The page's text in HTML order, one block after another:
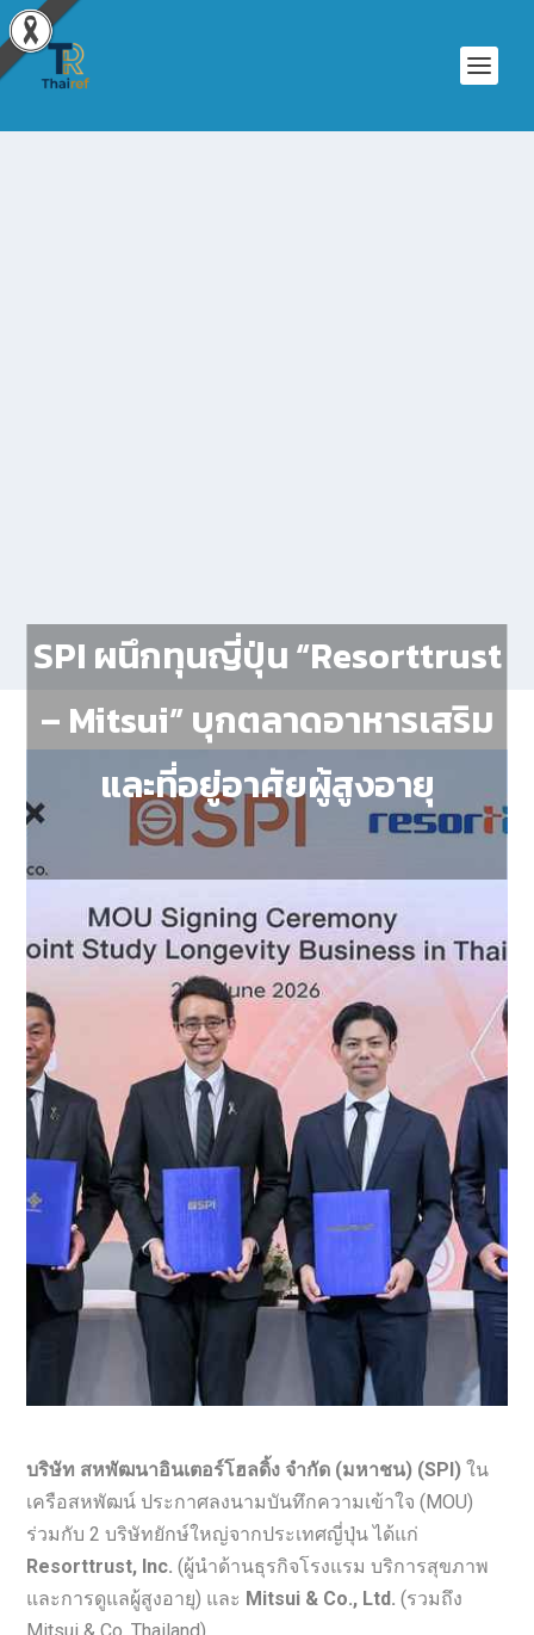
SPI ผนึกทุนญี่ปุ่น “Resorttrust
– Mitsui” บุกตลาดอาหารเสริม
และที่อยู่อาศัยผู้สูงอายุ
บริษัท สหพัฒนาอินเตอร์โฮลดิ้ง จำกัด (มหาชน) (SPI) ใน
เครือสหพัฒน์ ประกาศลงนามบันทึกความเข้าใจ (MOU)
ร่วมกับ 2 บริษัทยักษ์ใหญ่จากประเทศญี่ปุ่น ได้แก่
Resorttrust, Inc. (ผู้นำด้านธุรกิจโรงแรม บริการสุขภาพ
และการดูแลผู้สูงอายุ) และ Mitsui & Co., Ltd. (รวมถึง